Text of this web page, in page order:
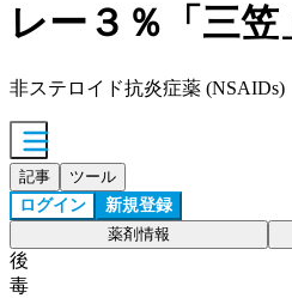
レー３％「三笠
非ステロイド抗炎症薬 (NSAIDs)
記事 ツール
ログイン 新規登録
薬剤情報
後
毒